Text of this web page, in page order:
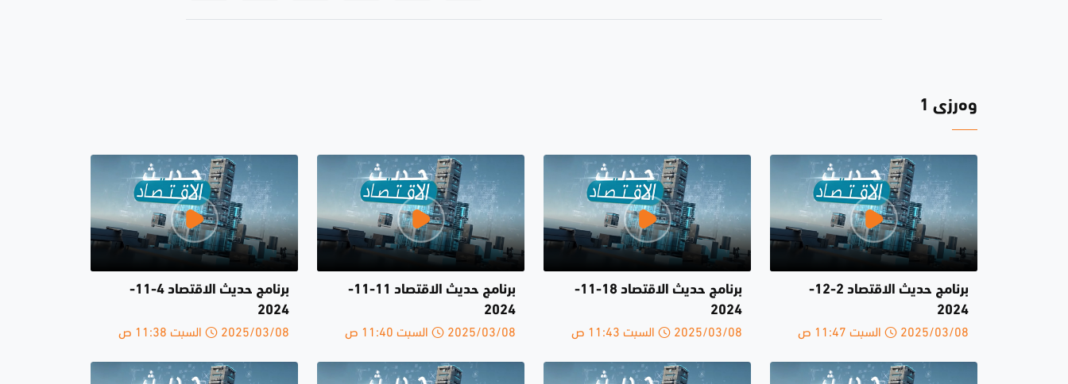
وەرزی 1
برنامج حديث الاقتصاد 2-12-
2024
2025/03/08 السبت 11:47 ص
برنامج حديث الاقتصاد 18-11-
2024
2025/03/08 السبت 11:43 ص
برنامج حديث الاقتصاد 11-11-
2024
2025/03/08 السبت 11:40 ص
برنامج حديث الاقتصاد 4-11-
2024
2025/03/08 السبت 11:38 ص